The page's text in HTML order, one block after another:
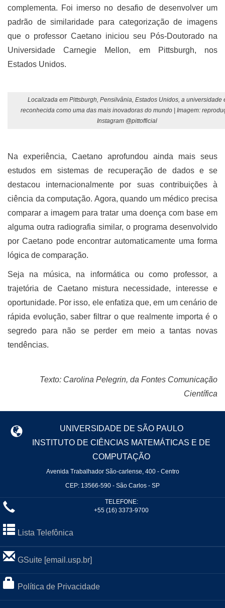
complementa. Foi imerso no desafio de desenvolver um
padrão de similaridade para categorização de imagens
que o professor Caetano iniciou seu Pós-Doutorado na
Universidade Carnegie Mellon, em Pittsburgh, nos
Estados Unidos.
Localizada em Pittsburgh, Pensilvânia, Estados Unidos, a universidade
reconhecida como uma das mais inovadoras do mundo | Imagem:
Instagram @pittofficial
Na experiência, Caetano aprofundou ainda mais seus
estudos em sistemas de recuperação de dados e se
destacou internacionalmente por suas contribuições à
ciência da computação. Agora, quando um médico precisa
comparar a imagem para tratar uma doença com base em
alguma outra radiografia similar, o programa desenvolvido
por Caetano pode encontrar automaticamente uma forma
lógica de comparação.
Seja na música, na informática ou como professor, a
trajetória de Caetano mistura necessidade, interesse e
oportunidade. Por isso, ele enfatiza que, em um cenário de
rápida evolução, saber filtrar o que realmente importa é o
segredo para não se perder em meio a tantas novas
tendências.
Texto: Carolina Pelegrin, da Fontes Comunicação
Científica
UNIVERSIDADE DE SÃO PAULO
INSTITUTO DE CIÊNCIAS MATEMÁTICAS E DE
COMPUTAÇÃO
Avenida Trabalhador São-carlense, 400 - Centro
CEP: 13566-590 - São Carlos - SP
TELEFONE:
+55 (16) 3373-9700
Lista Telefônica
GSuite [email.usp.br]
Política de Privacidade